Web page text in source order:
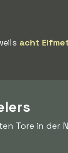
acht
Tore in der